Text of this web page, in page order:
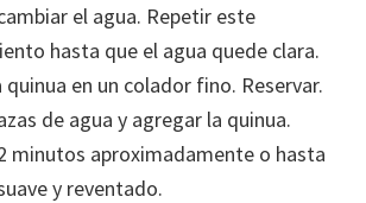
el agua. Repetir este
hasta que el agua quede clara.
quinua en un colador fino. Reservar.
de agua y agregar la quinua.
minutos aproximadamente o hasta
y reventado.